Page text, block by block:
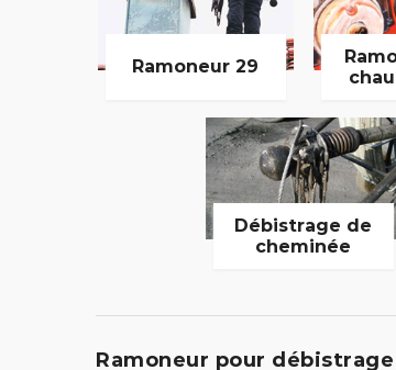
Ramoneur 29
Débistrage de
cheminée
Ramoneur pour